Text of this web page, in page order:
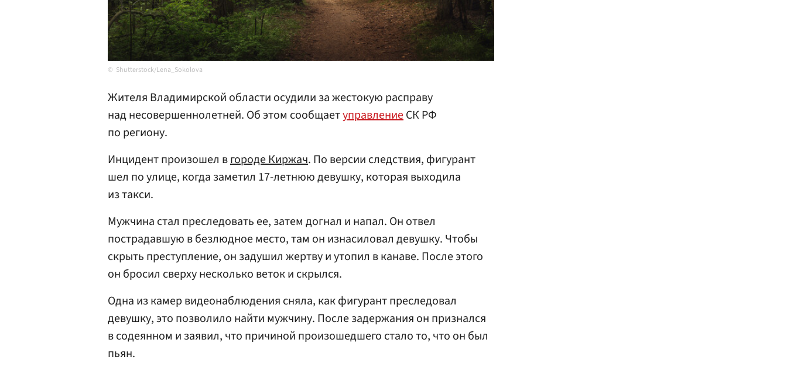
Shutterstock/Lena_Sokolova
Жителя Владимирской области осудили за жестокую расправу
над несовершеннолетней. Об этом сообщаетуправлениеСК РФ
по региону.
Инцидент произошел вгороде Киржач. По версии следствия, фигурант
шел по улице, когда заметил 17-летнюю девушку, которая выходила
из такси.
Мужчина стал преследовать ее, затем догнал и напал. Он отвел
пострадавшую в безлюдное место, там он изнасиловал девушку. Чтобы
скрыть преступление, он задушил жертву и утопил в канаве. После этого
он бросил сверху несколько веток и скрылся.
Одна из камер видеонаблюдения сняла, как фигурант преследовал
девушку, это позволило найти мужчину. После задержания он признался
в содеянном и заявил, что причиной произошедшего стало то, что он был
пьян.